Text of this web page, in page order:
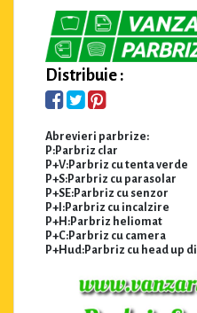
Distribuie :
Abrevieri parbrize:
P:Parbriz clar
P+V:Parbriz cu tenta verde
P+S:Parbriz cu parasolar
P+SE:Parbriz cu senzor
P+I:Parbriz cu incalzire
P+H:Parbriz heliomat
P+C:Parbriz cu camera
P+Hud:Parbriz cu head up